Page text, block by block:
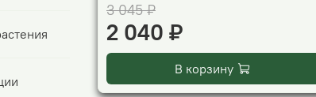
3 045 ₽
2 040 ₽
В корзину